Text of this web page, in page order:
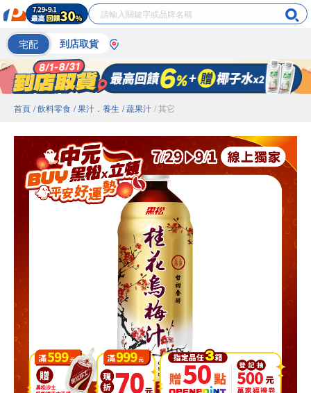
宅配 到店取貨
首頁 / 飲料零食 / 果汁．養生 / 蔬果汁 / 其它